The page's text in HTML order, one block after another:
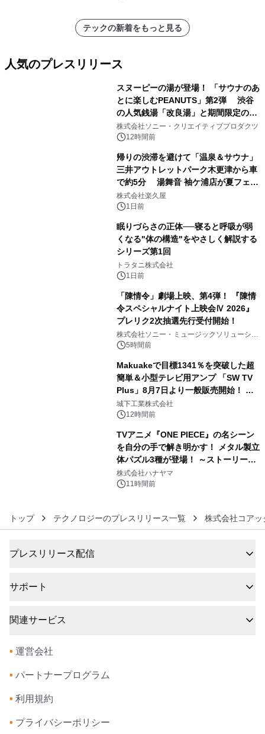
テックの新着をもっと見る
人気のプレスリリース
スヌーピーの湯が登場！ 「サウナのあ
とに楽しむPEANUTS」第2弾 渋谷
の人気銭湯「改良湯」と期間限定のコ
ラボレーション サウナイキタイコラ
ボグッズも発売決定！
株式会社ソニー・クリエイティブプロダクツ
12時間前
帰りの渋滞を避けて「温泉＆サウナ」
三井アウトレットパーク木更津から車
で約5分 湯舞音 袖ケ浦店が夏フェア
メニューを提供
株式会社楽久屋
1日前
眠りづらさの正体──寝ると呼吸が弱
くなる"体の構造"をやさしく解説する
シリーズ第1回
トラタニ株式会社
1日前
「陳情令」劇場上映、第4弾！ 『陳情
令スペシャルナイト上映会Ⅳ 2026』
プレリク2次抽選先行受付開始！
株式会社ソニー・ミュージックソリューショ
ンズ5時間前
Makuakeで目標1341％を突破した超
簡単＆小型テレビ用アンプ 「SW TV
Plus」8月7日より一般販売開始！ ケ
ーブル1本つなぐだけ、テレビの音が
ぐっと豊かに
城下工業株式会社
12時間前
TVアニメ『ONE PIECE』の名シーン
を自分の手で解き明かす！ メタル製立
体パズル3種が登場！ ～ストーリーと
ギミックが融合した 大人の体験型パズ
ルが8月7日(金)12時より先行予約受付
株式会社ハナヤマ
11時間前
トップ テクノロジーのプレスリリース一覧 株式会社コアッ
プレスリリース配信
サポート
関連サービス
• 運営会社
• パートナープログラム
• 利用規約
• プライバシーポリシー